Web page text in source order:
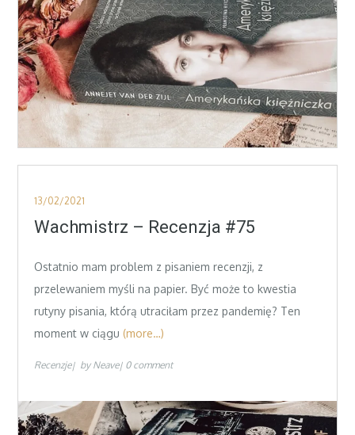
Posted
on
13/02/2021
Wachmistrz – Recenzja #75
Ostatnio mam problem z pisaniem recenzji, z
przelewaniem myśli na papier. Być może to kwestia
rutyny pisania, którą utraciłam przez pandemię? Ten
moment w ciągu (more…)
Recenzje by Neave 0 comment